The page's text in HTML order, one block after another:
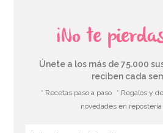
¡No te
Únete a los más de 75.000
reciben cada
* Recetas paso a paso * Regalos y
novedades en